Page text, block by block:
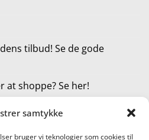
samtykke
bruger vi teknologier som cookies til
tilbud! Se de gode
at shoppe? Se her!